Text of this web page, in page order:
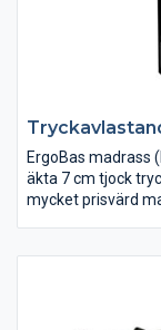
ErgoBas madrass
äkta 7 cm tjock
mycket prisvärd